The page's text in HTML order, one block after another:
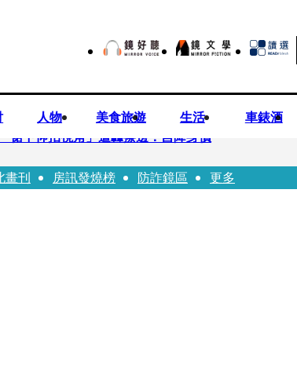
人物 美食旅遊 生活 車錶酒
下仰拍視角」遭轟擦邊：自降身價
推一站式方案
畫刊 房訊發燒榜 防詐鏡區 更多